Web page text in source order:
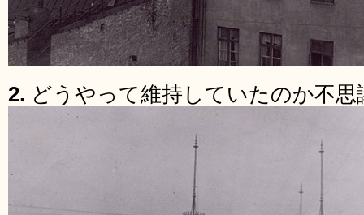
2. どうやって維持していたのか不